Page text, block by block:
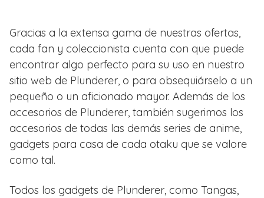
Gracias a la extensa gama de nuestras ofertas,
cada fan y coleccionista cuenta con que puede
encontrar algo perfecto para su uso en nuestro
sitio web de Plunderer, o para obsequiárselo a un
pequeño o un aficionado mayor. Además de los
accesorios de Plunderer, también sugerimos los
accesorios de todas las demás series de anime,
gadgets para casa de cada otaku que se valore
como tal.
Todos los gadgets de Plunderer, como Tangas,